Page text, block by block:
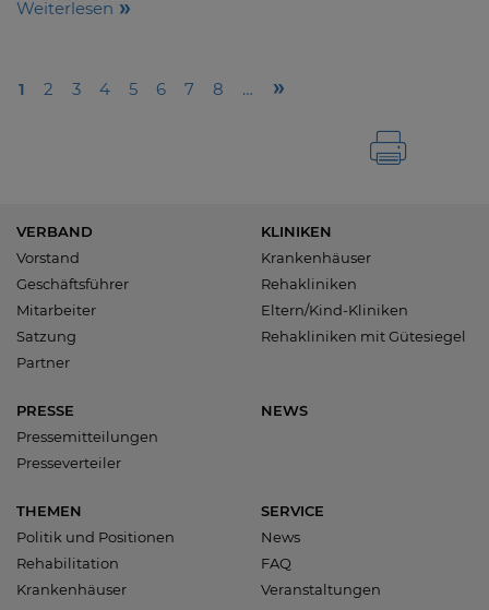
Weiterlesen
1 2 3 4 5 6 7 8 …
VERBAND
Vorstand
Geschäftsführer
Mitarbeiter
Satzung
Partner
KLINIKEN
Krankenhäuser
Rehakliniken
Eltern/Kind-Kliniken
Rehakliniken mit Gütesiegel
PRESSE
Pressemitteilungen
Presseverteiler
NEWS
THEMEN
Politik und Positionen
Rehabilitation
Krankenhäuser
SERVICE
News
FAQ
Veranstaltungen